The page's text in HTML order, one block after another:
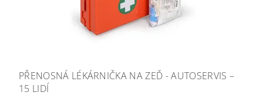
PŘENOSNÁ LÉKÁRNIČKA NA ZEĎ - AUTOSERVIS –
15 LIDÍ